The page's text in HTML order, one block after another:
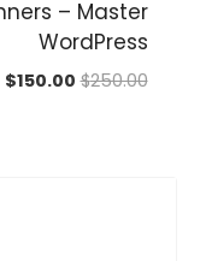
– Master
WordPress
$250.00
السعر
$150.00